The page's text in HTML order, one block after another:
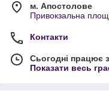
м. Апостолове
Привокзальна
Контакти
Сьогодні працює
Показати весь